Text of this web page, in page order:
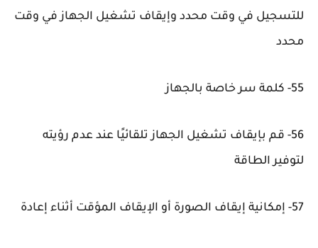
للتسجيل في وقت محدد وإيقاف تشغيل الجهاز في وقت
محدد
55- كلمة سر خاصة بالجهاز
56- قم بإيقاف تشغيل الجهاز تلقائيًا عند عدم رؤيته
لتوفير الطاقة
57- إمكانية إيقاف الصورة أو الإيقاف المؤقت أثناء إعادة